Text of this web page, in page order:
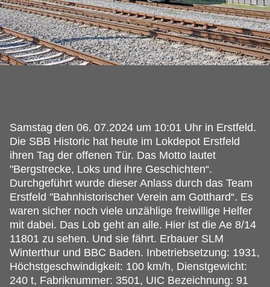
Samstag den 06. 07.2024 um 10:01 Uhr in Erstfeld.
Die SBB Historic hat heute im Lokdepot Erstfeld
ihren Tag der offenen Tür. Das Motto lautet
"Bergstrecke, Loks und ihre Geschichten“.
Durchgeführt wurde dieser Anlass durch das Team
Erstfeld "Bahnhistorischer Verein am Gotthard“. Es
waren sicher noch viele unzählige freiwillige Helfer
mit dabei. Das Lob geht an alle. Hier ist die Ae 8/14
11801 zu sehen. Und sie fährt. Erbauer SLM
Winterthur und BBC Baden. Inbetriebsetzung: 1931,
Höchstgeschwindigkeit: 100 km/h, Dienstgewicht:
240 t, Fabriknummer: 3501, UIC Bezeichnung: 91